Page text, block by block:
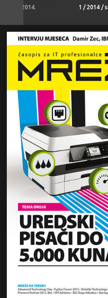
veljača 2014. 1 / 2014 /